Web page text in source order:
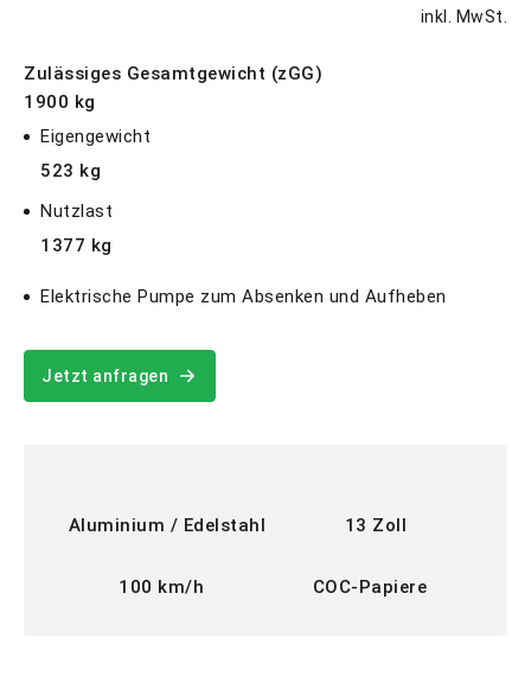
inkl. MwSt.
Zulässiges Gesamtgewicht (zGG)
1900 kg
Eigengewicht
523 kg
Nutzlast
1377 kg
Elektrische Pumpe zum Absenken und Aufheben
Jetzt anfragen
Aluminium / Edelstahl 13 Zoll
100 km/h COC-Papiere